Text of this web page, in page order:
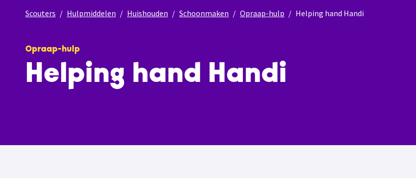
Scouters Hulpmiddelen Huishouden Schoonmaken Opraap-hulp Helping hand Handi
Opraap-hulp
Helping hand Handi